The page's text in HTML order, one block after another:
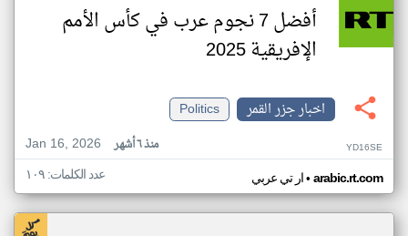
أفضل 7 نجوم عرب في كأس الأمم
الإفريقية 2025
اخبار جزر القمر
Politics
Jan 16, 2026
منذ ٦ أشهر YD16SE
ار تي عربي• arabic.rt.com عدد الكلمات: ١٠٩